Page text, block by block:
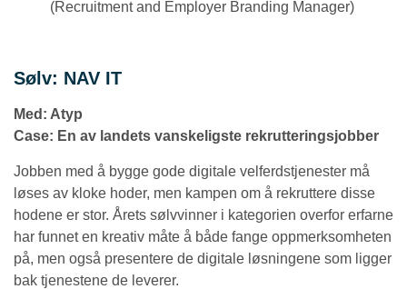
(Recruitment and Employer Branding Manager)
Sølv: NAV IT
Med: Atyp
Case: En av landets vanskeligste rekrutteringsjobber
Jobben med å bygge gode digitale velferdstjenester må
løses av kloke hoder, men kampen om å rekruttere disse
hodene er stor. Årets sølvvinner i kategorien overfor erfarne
har funnet en kreativ måte å både fange oppmerksomheten
på, men også presentere de digitale løsningene som ligger
bak tjenestene de leverer.